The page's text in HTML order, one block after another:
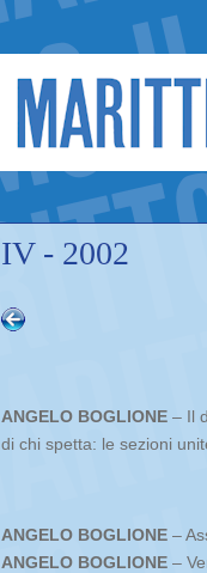
IV - 2002
ANGELO BOGLIONE – Il
di chi spetta: le sezioni
ANGELO BOGLIONE –
ANGELO BOGLIONE –